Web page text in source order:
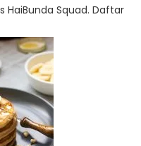
Squad. Daftar